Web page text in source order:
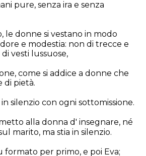
pure, senza ira e senza
le donne si vestano in modo
e modestia: non di trecce e
vesti lussuose,
come si addice a donne che
di pietà.
silenzio con ogni sottomissione.
alla donna d' insegnare, né
marito, ma stia in silenzio.
formato per primo, e poi Eva;